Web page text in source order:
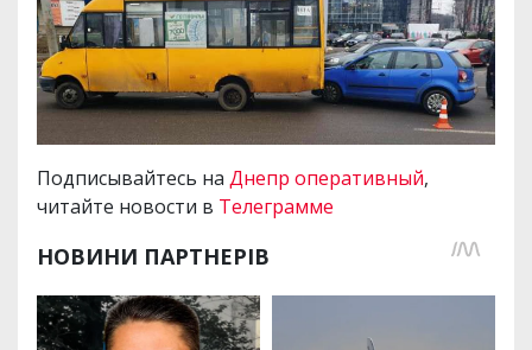
Подписывайтесь на Днепр оперативный,
читайте новости в Телеграмме